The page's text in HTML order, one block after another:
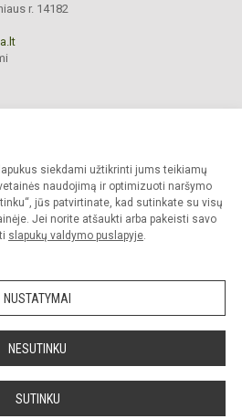
siekdami užtikrinti jums teikiamų
naudojimą ir optimizuoti naršymo
jūs patvirtinate, kad sutinkate su visų
Jei norite atšaukti arba pakeisti savo
slapukų valdymo puslapyje.
NUSTATYMAI
NESUTINKU
SUTINKU
r. 14182
pagrindinės mokyklos administracijos
griežtai draudžiama.
Slapukų valdymas